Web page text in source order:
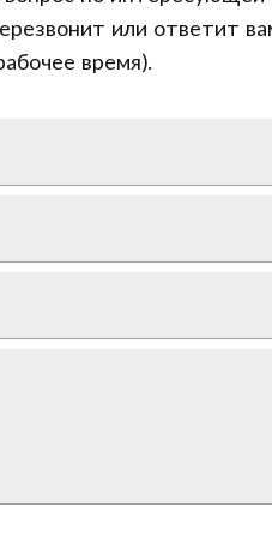
или ответит
время).